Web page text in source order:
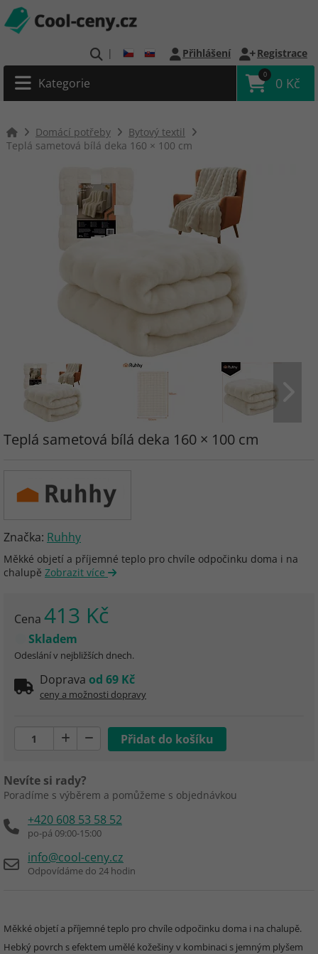
| Přihlášení Registrace
Kategorie
0
0 Kč
Domácí potřeby
Bytový textil
Teplá sametová bílá deka 160 × 100 cm
Teplá sametová bílá deka 160 × 100 cm
Značka: Ruhhy
Měkké objetí a příjemné teplo pro chvíle odpočinku doma i na
chalupě Zobrazit více
Cena 413 Kč
Skladem
Odeslání v nejbližších dnech.
Doprava od 69 Kč
ceny a možnosti dopravy
Nevíte si rady?
Poradíme s výběrem a pomůžeme s objednávkou
+420 608 53 58 52
po-pá 09:00-15:00
info@cool-ceny.cz
Odpovídáme do 24 hodin
Měkké objetí a příjemné teplo pro chvíle odpočinku doma i na chalupě.
Hebký povrch s efektem umělé kožešiny v kombinaci s jemným plyšem